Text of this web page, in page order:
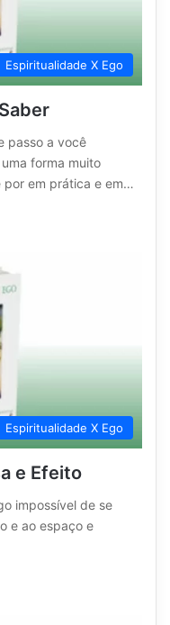
Espiritualidade X Ego
passo a você
forma muito
por em prática e em…
Espiritualidade X Ego
e Efeito
impossível de se
e ao espaço e